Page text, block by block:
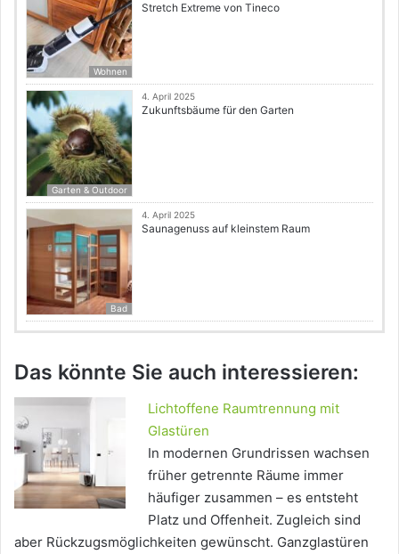
Wohnen
Stretch Extreme von Tineco
Garten & Outdoor
4. April 2025
Zukunftsbäume für den Garten
Bad
4. April 2025
Saunagenuss auf kleinstem Raum
Das könnte Sie auch interessieren:
Lichtoffene Raumtrennung mit
Glastüren
In modernen Grundrissen wachsen
früher getrennte Räume immer
häufiger zusammen – es entsteht
Platz und Offenheit. Zugleich sind
aber Rückzugsmöglichkeiten gewünscht. Ganzglastüren